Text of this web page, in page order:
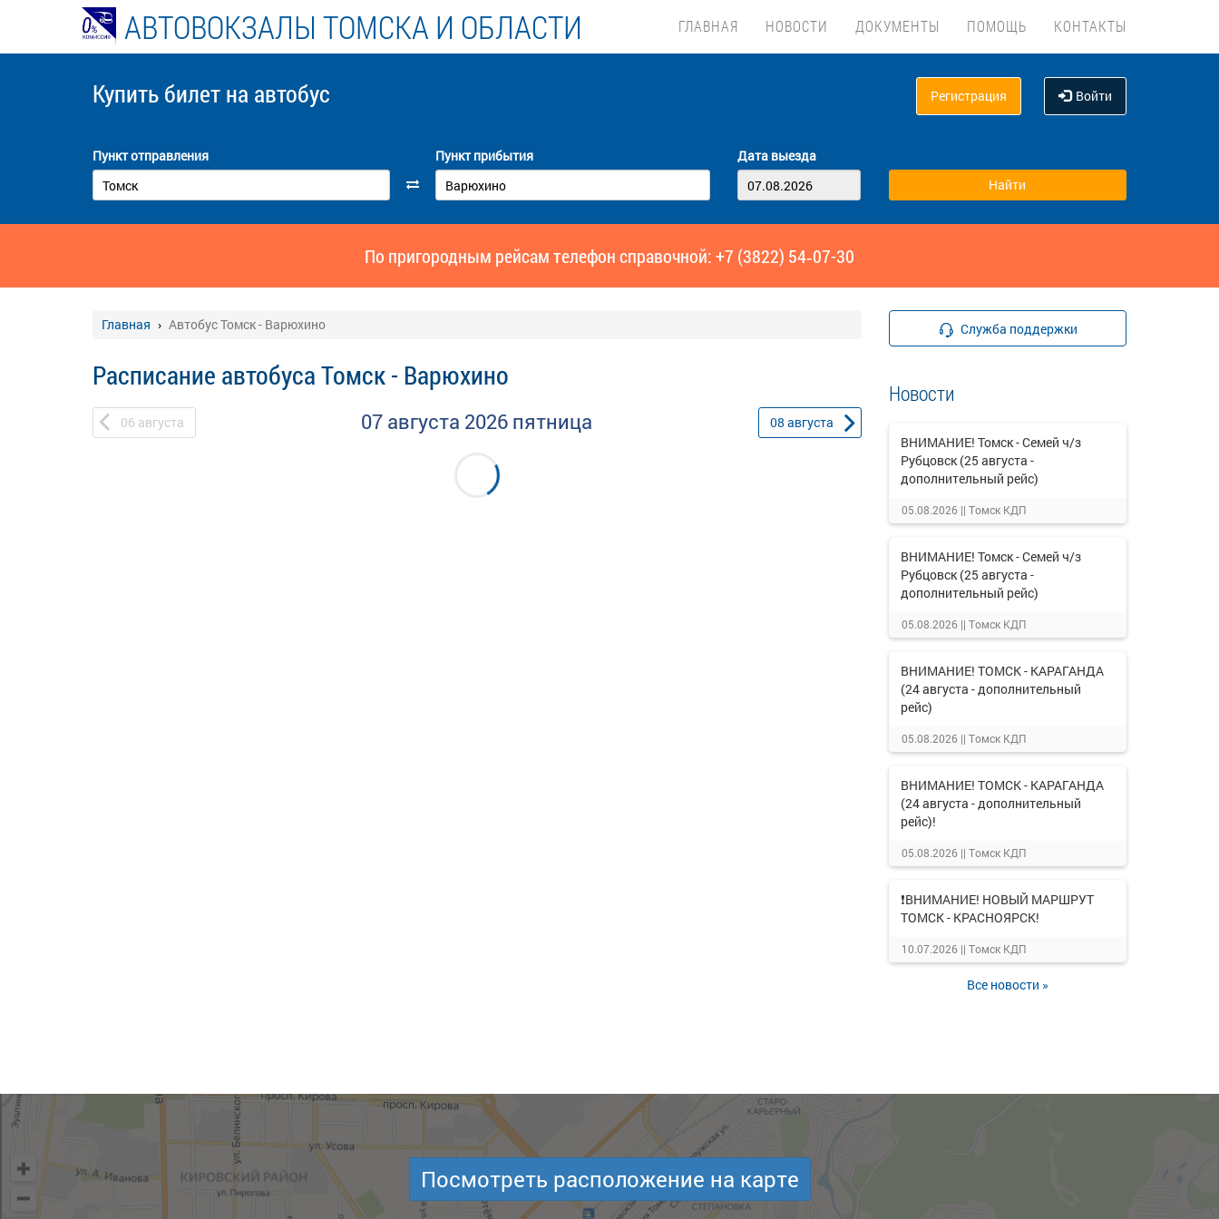
АВТОВОКЗАЛЫ ТОМСКА И ОБЛАСТИ ГЛАВНАЯ НОВОСТИ ДОКУМЕНТЫ ПОМОЩЬ КОНТАКТЫ
Купить билет на автобус Регистрация Войти
Пункт отправления Пункт прибытия Дата выезда
По пригородным рейсам телефон справочной: +7 (3822) 54‑07-30
Главная Автобус Томск - Варюхино
Расписание автобуса Томск - Варюхино
06 августа 07 августа 2026 пятница 08 августа
Служба поддержки
Новости
ВНИМАНИЕ! Томск - Семей ч/з
Рубцовск (25 августа -
дополнительный рейс)
05.08.2026 || Томск КДП
ВНИМАНИЕ! Томск - Семей ч/з
Рубцовск (25 августа -
дополнительный рейс)
05.08.2026 || Томск КДП
ВНИМАНИЕ! ТОМСК - КАРАГАНДА
(24 августа - дополнительный
рейс)
05.08.2026 || Томск КДП
ВНИМАНИЕ! ТОМСК - КАРАГАНДА
(24 августа - дополнительный
рейс)!
05.08.2026 || Томск КДП
❗ВНИМАНИЕ! НОВЫЙ МАРШРУТ
ТОМСК - КРАСНОЯРСК!
10.07.2026 || Томск КДП
Все новости »
Посмотреть расположение на карте